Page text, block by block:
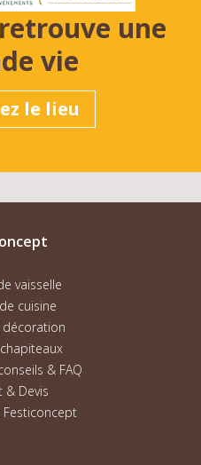
une
vie
le lieu
vaisselle
cuisine
& FAQ
& Devis